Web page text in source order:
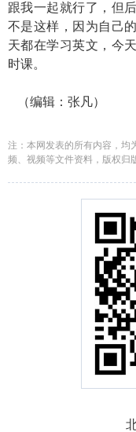
跟我一起就行了，但
不是这样，因为自己
天都在学习英文，今
时课。
（编辑：张凡）
注：本网发表的所有内容，均
频、视频等文件资料，版权归